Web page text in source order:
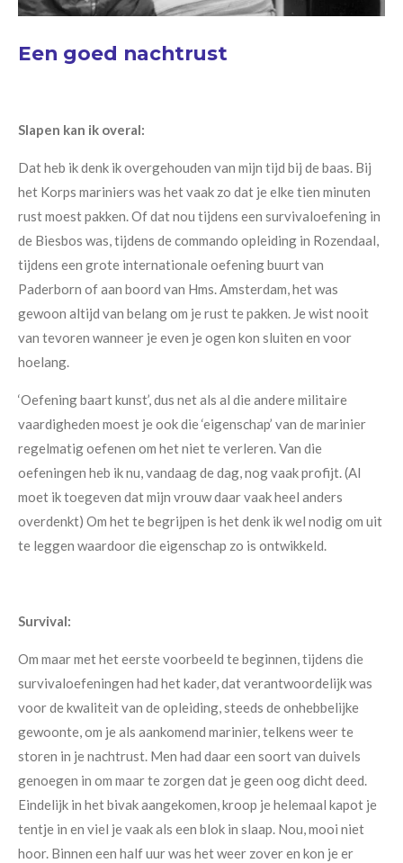
Een goed nachtrust
Slapen kan ik overal:
Dat heb ik denk ik overgehouden van mijn tijd bij de baas. Bij
het Korps mariniers was het vaak zo dat je elke tien minuten
rust moest pakken. Of dat nou tijdens een survivaloefening in
de Biesbos was, tijdens de commando opleiding in Rozendaal,
tijdens een grote internationale oefening buurt van
Paderborn of aan boord van Hms. Amsterdam, het was
gewoon altijd van belang om je rust te pakken. Je wist nooit
van tevoren wanneer je even je ogen kon sluiten en voor
hoelang.
‘Oefening baart kunst’, dus net als al die andere militaire
vaardigheden moest je ook die ‘eigenschap’ van de marinier
regelmatig oefenen om het niet te verleren. Van die
oefeningen heb ik nu, vandaag de dag, nog vaak profijt. (Al
moet ik toegeven dat mijn vrouw daar vaak heel anders
overdenkt) Om het te begrijpen is het denk ik wel nodig om uit
te leggen waardoor die eigenschap zo is ontwikkeld.
Survival:
Om maar met het eerste voorbeeld te beginnen, tijdens die
survivaloefeningen had het kader, dat verantwoordelijk was
voor de kwaliteit van de opleiding, steeds de onhebbelijke
gewoonte, om je als aankomend marinier, telkens weer te
storen in je nachtrust. Men had daar een soort van duivels
genoegen in om maar te zorgen dat je geen oog dicht deed.
Eindelijk in het bivak aangekomen, kroop je helemaal kapot je
tentje in en viel je vaak als een blok in slaap. Nou, mooi niet
hoor. Binnen een half uur was het weer zover en kon je er